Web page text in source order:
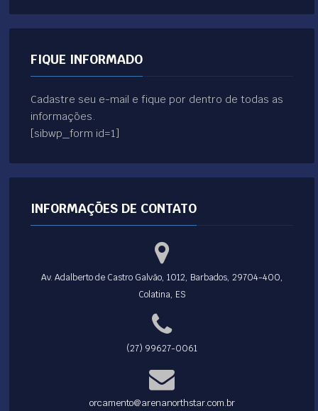
FIQUE INFORMADO
Cadastre seu e-mail e fique por dentro de todas as
informações.
[sibwp_form id=1]
INFORMAÇÕES DE CONTATO
Av. Adalberto de Castro Galvão, 1012, Barbados, 29704-400,
Colatina, ES
(27) 99627-0061
orcamento@arenanorthstar.com.br